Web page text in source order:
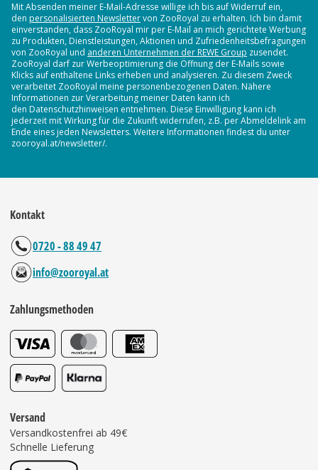
Mit Absenden meiner E-Mail-Adresse willige ich bis auf Widerruf ein,
den personalisierten Newslettervon ZooRoyal zu erhalten. Ich bin damit
einverstanden, dass ZooRoyal mir per E-Mail an mich gerichtete Werbung
zu Produkten, Dienstleistungen, Aktionen und Zufriedenheitsbefragungen
von ZooRoyal und anderen Unternehmen der REWE Group zusendet.
ZooRoyal darf zur Werbeoptimierung die Öffnung der E-Mails sowie
Klicks auf enthaltene Links erheben und analysieren. Zu diesem Zweck
verarbeitet ZooRoyal meine personenbezogenen Daten. Nähere
Informationen zur Verarbeitung meiner Daten kann ich
den Datenschutzhinweisen entnehmen. Diese Einwilligung kann ich
jederzeit mit Wirkung für die Zukunft widerrufen, z.B. per Abmeldelink am
Ende eines jeden Newsletters. Weitere Informationen findest du unter
zooroyal.at/newsletter/.
Kontakt
0720 - 88 49 47
info@zooroyal.at
Zahlungsmethoden
Versand
Versandkostenfrei ab 49€
Schnelle Lieferung